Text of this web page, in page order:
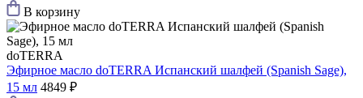
В корзину
doTERRA
Эфирное масло doTERRA Испанский шалфей (Spanish Sage),
15 мл 4849 ₽